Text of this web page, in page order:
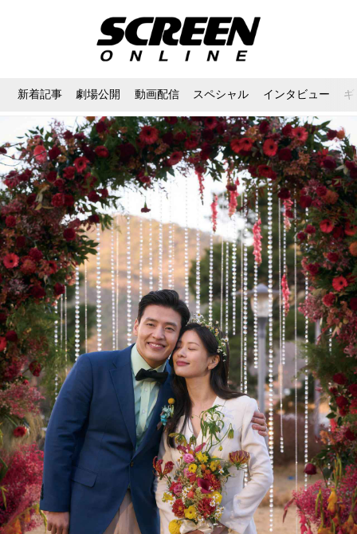
新着記事 劇場公開 動画配信 スペシャル インタビュー